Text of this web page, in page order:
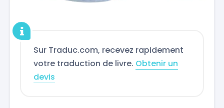
Sur Traduc.com, recevez rapidement
votre traduction de livre. Obtenir un
devis